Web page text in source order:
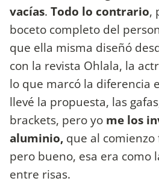
vacías. Todo lo contrario,
boceto completo del
que ella misma diseñó
con la revista Ohlala, la
lo que marcó la diferencia
llevé la propuesta, las
brackets, pero yo me los
aluminio, que al
pero bueno, esa era como
entre risas.